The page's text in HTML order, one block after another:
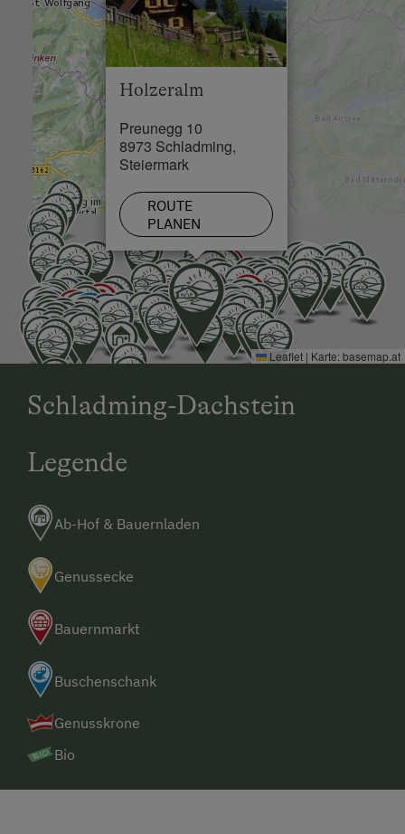
Skilift in 0.2 km
Holzeralm
Preunegg 10
8973 Schladming,
Steiermark
ROUTE
PLANEN
Leaflet | Karte:basemap.at
Schladming-Dachstein
Legende
Ab-Hof & Bauernladen
Genussecke
Bauernmarkt
Buschenschank
Genusskrone
Bio